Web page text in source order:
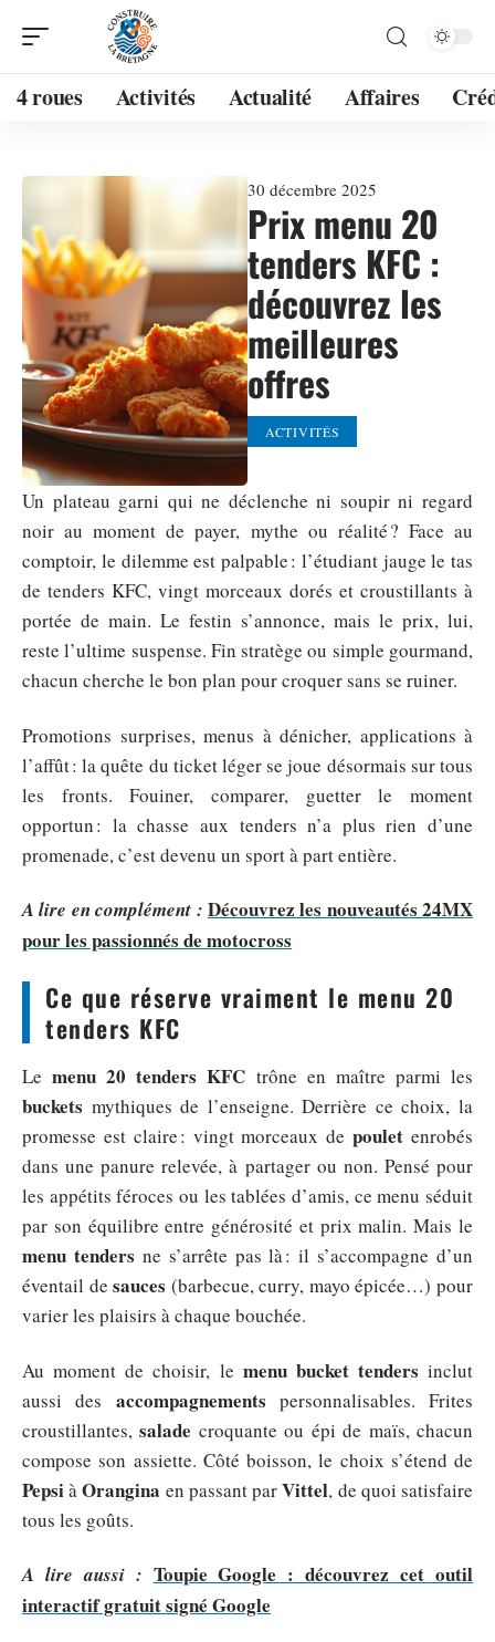
4 roues Activités Actualité Affaires
30 décembre 2025
Prix menu 20
tenders KFC :
découvrez les
meilleures
offres
ACTIVITÉS
Un plateau garni qui ne déclenche ni soupir ni regard
noir au moment de payer, mythe ou réalité ? Face au
comptoir, le dilemme est palpable : l’étudiant jauge le tas
de tenders KFC, vingt morceaux dorés et croustillants à
portée de main. Le festin s’annonce, mais le prix, lui,
reste l’ultime suspense. Fin stratège ou simple gourmand,
chacun cherche le bon plan pour croquer sans se ruiner.
Promotions surprises, menus à dénicher, applications à
l’affût : la quête du ticket léger se joue désormais sur tous
les fronts. Fouiner, comparer, guetter le moment
opportun : la chasse aux tenders n’a plus rien d’une
promenade, c’est devenu un sport à part entière.
A lire en complément : Découvrez les nouveautés 24MX
pour les passionnés de motocross
Ce que réserve vraiment le menu 20
tenders KFC
Lemenu 20 tenders KFC trône en maître parmi les
buckets mythiques de l’enseigne. Derrière ce choix, la
promesse est claire : vingt morceaux depoulet enrobés
dans une panure relevée, à partager ou non. Pensé pour
les appétits féroces ou les tablées d’amis, ce menu séduit
par son équilibre entre générosité et prix malin. Mais le
menu tenders ne s’arrête pas là : il s’accompagne d’un
éventail desauces (barbecue, curry, mayo épicée…) pour
varier les plaisirs à chaque bouchée.
Au moment de choisir, le menu bucket tenders inclut
aussi des accompagnements personnalisables. Frites
croustillantes,salade croquante ou épi de maïs, chacun
compose son assiette. Côté boisson, le choix s’étend de
PepsiàOrangina en passant parVittel, de quoi satisfaire
tous les goûts.
A lire aussi : Toupie Google : découvrez cet outil
interactif gratuit signé Google